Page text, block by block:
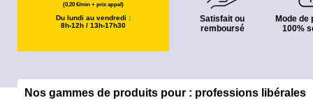
(0,20 €/min + prix appel)
Du lundi au vendredi :
8h-12h / 13h-17h30
Satisfait ou
remboursé
Mode de
100%
Nos gammes de produits pour : professions libérales